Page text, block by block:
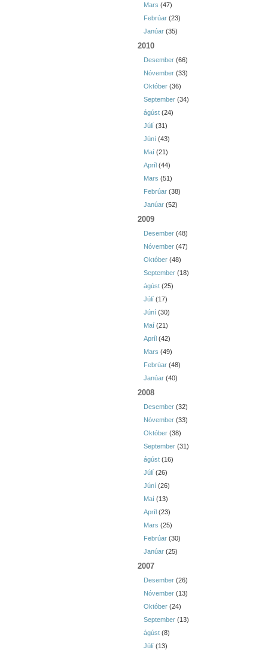
Mars (47)
Febrúar (23)
Janúar (35)
2010
Desember (66)
Nóvember (33)
Október (36)
September (34)
ágúst (24)
Júlí (31)
Júní (43)
Maí (21)
Apríl (44)
Mars (51)
Febrúar (38)
Janúar (52)
2009
Desember (48)
Nóvember (47)
Október (48)
September (18)
ágúst (25)
Júlí (17)
Júní (30)
Maí (21)
Apríl (42)
Mars (49)
Febrúar (48)
Janúar (40)
2008
Desember (32)
Nóvember (33)
Október (38)
September (31)
ágúst (16)
Júlí (26)
Júní (26)
Maí (13)
Apríl (23)
Mars (25)
Febrúar (30)
Janúar (25)
2007
Desember (26)
Nóvember (13)
Október (24)
September (13)
ágúst (8)
Júlí (13)